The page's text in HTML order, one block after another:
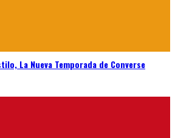
La Nueva Temporada de Converse